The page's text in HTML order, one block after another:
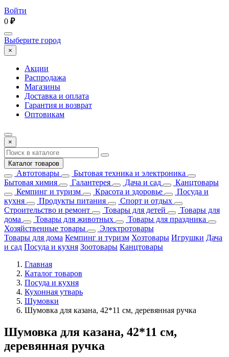
Войти
0 ₽
Выберите город
×
Акции
Распродажа
Магазины
Доставка и оплата
Гарантия и возврат
Оптовикам
×
Каталог товаров
Автотовары
Бытовая техника и электроника
Бытовая химия
Галантерея Дача и сад
Канцтовары
Кемпинг и туризм
Красота и здоровье
Посуда и
кухня
Продукты питания
Спорт и отдых
Строительство и ремонт
Товары для детей
Товары для
дома
Товары для животных
Товары для праздника
Хозяйственные товары
Электротовары
Товары для дома Кемпинг и туризм Хозтовары Игрушки Дача
и сад Посуда и кухня Зоотовары Канцтовары
Главная
Каталог товаров
Посуда и кухня
Кухонная утварь
Шумовки
Шумовка для казана, 42*11 см, деревянная ручка
Шумовка для казана, 42*11 см,
деревянная ручка